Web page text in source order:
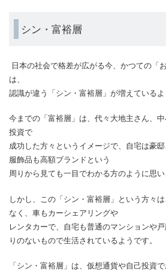
シン・富裕層
日本の社会で格差が広がる今、かつての「
は、
認識が違う「シン・富裕層」が増えているよ
今までの「富裕層」は、代々大地主さん、
投資で
成功した方々というイメージで、自宅は豪邸
服飾品も高額ブランドという
周りから見ても一目でわかる方のように思い
しかし、この「シン・富裕層」という方々
なく、車もカーシェアリングや
レンタカーで、自宅も普通のマンションや
りのないもので生活されているようです。
「シン・富裕層」は、仮想通貨や自己投資